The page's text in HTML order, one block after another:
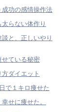
功の感情操作法
らない体作り
と、正しいやり
せている秘密
ダイエット
で１キロ痩せた
せに痩せた。